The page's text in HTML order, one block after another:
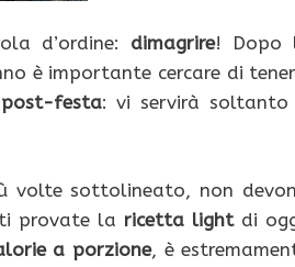
d’ordine: dimagrire! Dopo
è importante cercare di
festa: vi servirà soltanto
volte sottolineato, non
provate la ricetta lightdi
a porzione, è